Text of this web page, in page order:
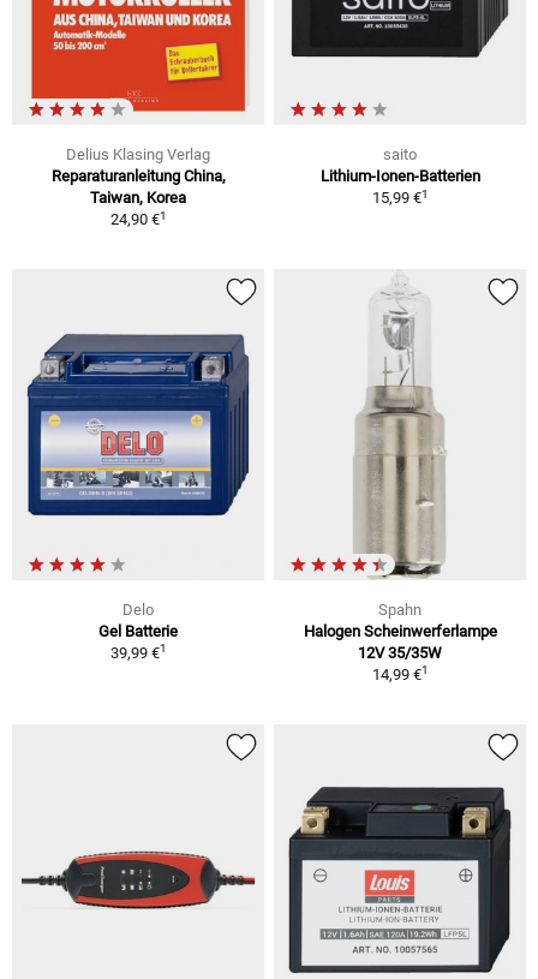
Delius Klasing Verlag
Reparaturanleitung China,
Taiwan, Korea
24,90 €1
saito
Lithium-Ionen-Batterien
15,99 €1
Delo
Gel Batterie
39,99 €1
Spahn
Halogen Scheinwerferlampe
12V 35/35W
14,99 €1